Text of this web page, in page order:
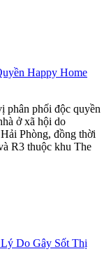
Happy Home
phân phối độc quyền
ở xã hội do
Phòng, đồng thời
R3 thuộc khu The
Do Gây Sốt Thị